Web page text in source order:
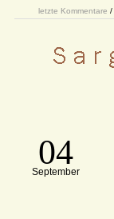
letzte Kommentare /
04
September